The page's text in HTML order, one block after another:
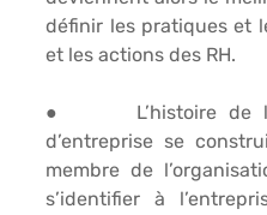
définir les pratiques et
et les actions des RH.
● L’histoire de
d’entreprise se
membre de
s’identifier à